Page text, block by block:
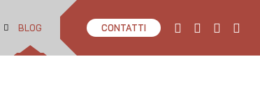
BLOG CONTATTI